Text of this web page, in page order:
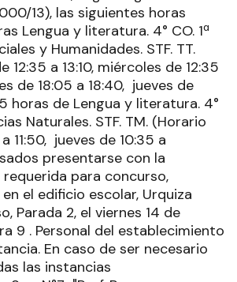
13), las siguientes horas
Lengua y literatura. 4° CO. 1ª
y Humanidades. STF. TT.
12:35 a 13:10, miércoles de 12:35
de 18:05 a 18:40, jueves de
horas de Lengua y literatura. 4°
Naturales. STF. TM. (Horario
11:50, jueves de 10:35 a
presentarse con la
para concurso,
el edificio escolar, Urquiza
Parada 2, el viernes 14 de
9 . Personal del establecimiento
En caso de ser necesario
las instancias